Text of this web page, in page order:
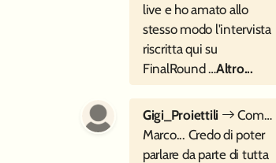
live e ho amato allo
stesso modo l'intervista
riscritta qui su
FinalRound …Altro...
Gigi_Proiettili
Come si inventa Cocoon? - Intervista a Geometric Interactive
Marco... Credo di poter
parlare da parte di tutta